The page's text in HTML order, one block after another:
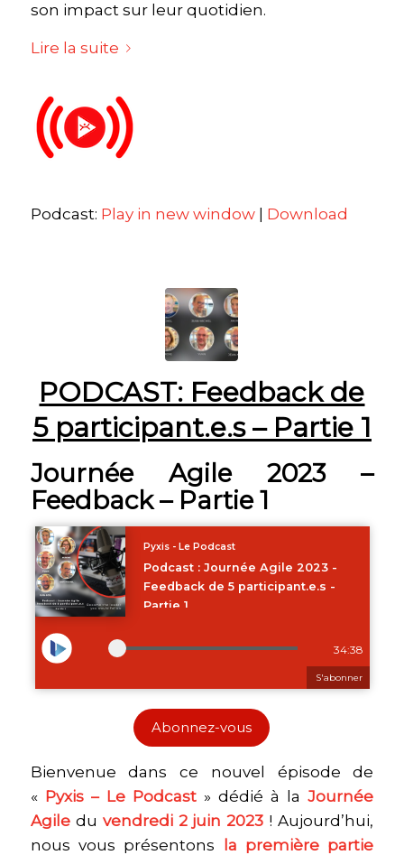
son impact sur leur quotidien.
Lire la suite
Podcast: Play in new window| Download
PODCAST: Feedback de
5 participant.e.s – Partie 1
Journée Agile 2023 –
Feedback – Partie 1
Abonnez-vous
Bienvenue dans ce nouvel épisode de
« Pyxis – Le Podcast» dédié à laJournée
Agiledu vendredi 2 juin 2023 ! Aujourd’hui,
nous vous présentons
la première partie